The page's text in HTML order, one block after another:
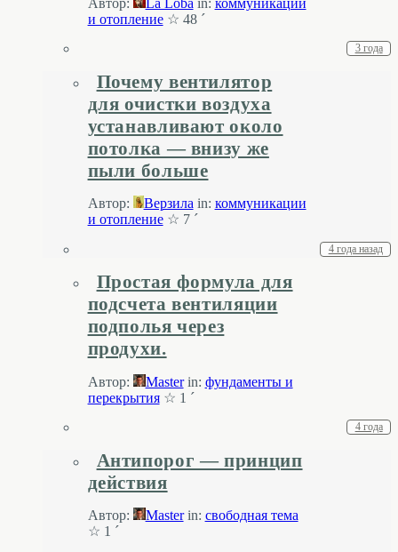
и отопление☆ 48 ´
3 года
Почему вентилятор
для очистки воздуха
устанавливают около
потолка — внизу же
пыли больше
Автор: Верзила in: коммуникации
и отопление☆ 7 ´
4 года назад
Простая формула для
подсчета вентиляции
подполья через
продухи.
Автор: Master in: фундаменты и
перекрытия☆ 1 ´
4 года
Антипорог — принцип
действия
Автор: Master in: свободная тема
☆ 1 ´